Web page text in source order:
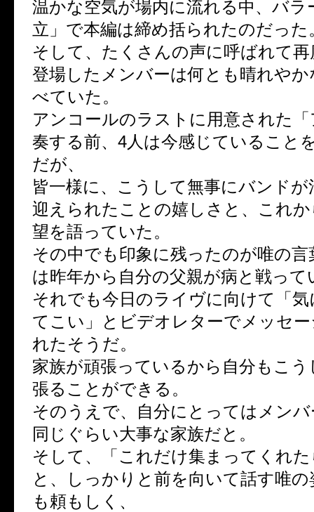
温かな空気が場内に流れる中、バラ
立」で本編は締め括られたのだった
そして、たくさんの声に呼ばれて
登場したメンバーは何とも晴れや
べていた。
アンコールのラストに用意された
奏する前、4人は今感じていること
だが、
皆一様に、こうして無事にバンドが
迎えられたことの嬉しさと、これ
望を語っていた。
その中でも印象に残ったのが唯の
は昨年から自分の父親が病と戦って
それでも今日のライヴに向けて「
てこい」とビデオレターでメッセ
れたそうだ。
家族が頑張っているから自分もこう
張ることができる。
そのうえで、自分にとってはメン
同じぐらい大事な家族だと。
そして、「これだけ集まってくれ
と、しっかりと前を向いて話す唯
も頼もしく、